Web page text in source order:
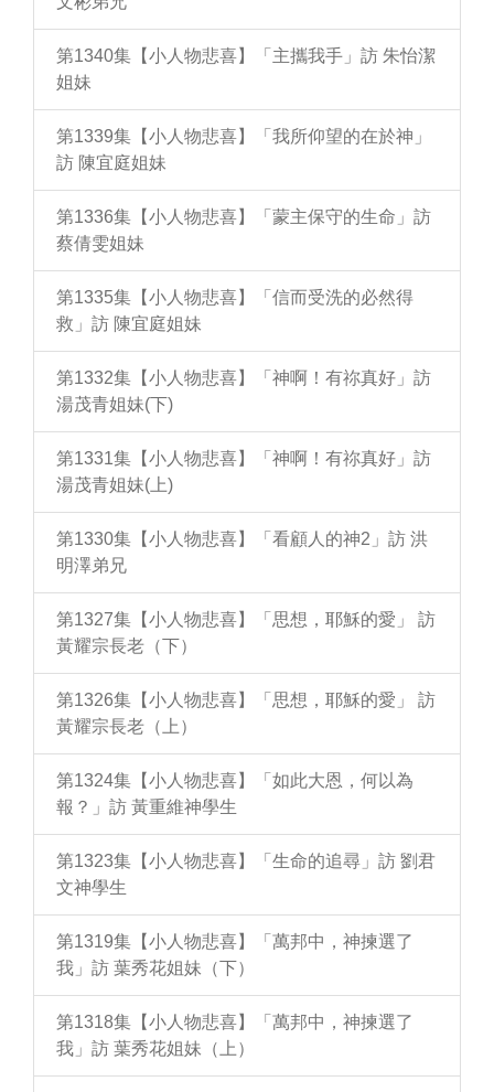
第1340集【小人物悲喜】「主攜我手」訪 朱怡潔
姐妹
第1339集【小人物悲喜】「我所仰望的在於神」
訪 陳宜庭姐妹
第1336集【小人物悲喜】「蒙主保守的生命」訪
蔡倩雯姐妹
第1335集【小人物悲喜】「信而受洗的必然得
救」訪 陳宜庭姐妹
第1332集【小人物悲喜】「神啊！有祢真好」訪
湯茂青姐妹(下)
第1331集【小人物悲喜】「神啊！有祢真好」訪
湯茂青姐妹(上)
第1330集【小人物悲喜】「看顧人的神2」訪 洪
明澤弟兄
第1327集【小人物悲喜】「思想，耶穌的愛」 訪
黃耀宗長老（下）
第1326集【小人物悲喜】「思想，耶穌的愛」 訪
黃耀宗長老（上）
第1324集【小人物悲喜】「如此大恩，何以為
報？」訪 黃重維神學生
第1323集【小人物悲喜】「生命的追尋」訪 劉君
文神學生
第1319集【小人物悲喜】「萬邦中，神揀選了
我」訪 葉秀花姐妹（下）
第1318集【小人物悲喜】「萬邦中，神揀選了
我」訪 葉秀花姐妹（上）